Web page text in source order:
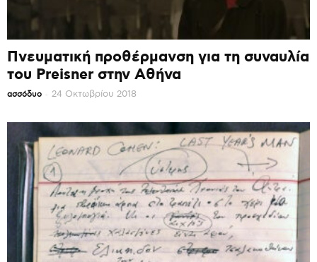
Πνευματική προθέρμανση για τη συναυλία
του Preisner στην Αθήνα
ασσόδυο - 24 Οκτωβρίου 2018